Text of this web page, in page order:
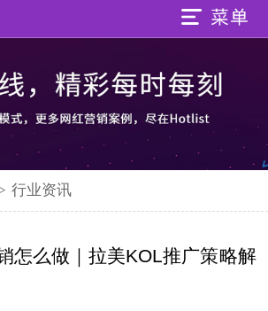
行业资讯
怎么做｜拉美KOL推广策略解